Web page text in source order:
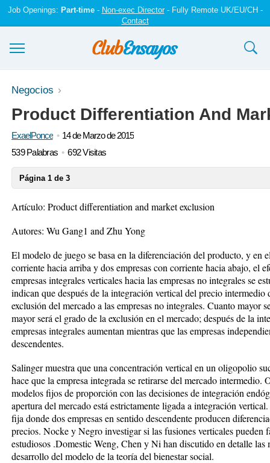
Job Openings: Part-time- Non-exec Director- Fully Remote UK/EU/CH -
Contact
Ensayos y trabajos
Registrarse
Iniciar sesión
Negocios
Product Differentiation And
ExaelPonce
14 de Marzo de 2015
539 Palabras
692 Visitas
Página 1 de 3
Artículo: Product differentiation and market exclusion
Autores: Wu Gang1 and Zhu Yong
El modelo de juego se basa en la diferenciación del producto, y en
corriente hacia arriba y dos empresas con corriente hacia abajo, el
empresas integrales verticales hacia las empresas no integrales se
indican que después de la integración vertical del precio intermedio
exclusión del mercado a las empresas no integrales. Cuanto mayor
mayor será el grado de la exclusión en el mercado; después de la
empresas integrales aumentan mientras que las empresas
descendentes.
Salinger muestra que una concentración vertical en un oligopolio
hace que la empresa integrada se retirarse del mercado intermedio.
modelos fijos de proporción con las decisiones de integración
apertura del mercado está estrictamente ligada a integración
fija donde dos empresas en sentido descendente producen
precios. Nocke y Negro investigar si las fusiones verticales pueden
estudiosos .Domestic Weng, Chen y Ni han discutido en detalle
desarrollo del modelo de la teoría del bienestar social.